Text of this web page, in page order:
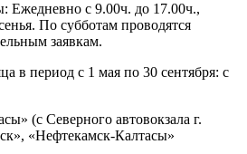
Ежедневно с 9.00ч. до 17.00ч.,
По субботам проводятся
заявкам.
в период с 1 мая по 30 сентября: с
(с Северного автовокзала г.
«Нефтекамск-Калтасы»